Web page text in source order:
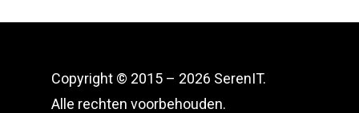
Copyright © 2015 – 2026 SerenIT.
Alle rechten voorbehouden.